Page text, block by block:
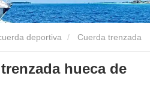
deportiva Cuerda trenzada
hueca de polipropileno
hueca de